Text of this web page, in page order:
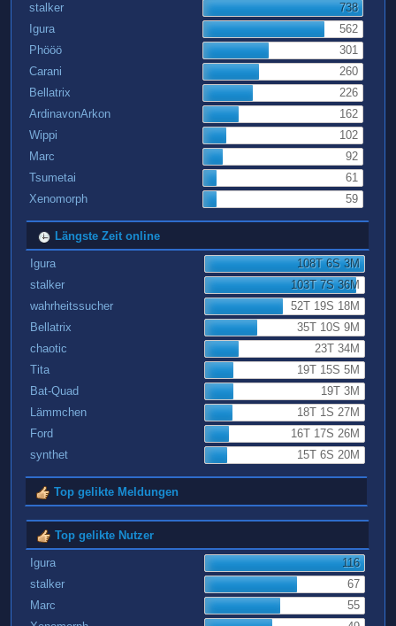
stalker
738
Igura
562
Phööö
301
Carani
260
Bellatrix
226
ArdinavonArkon
162
Wippi
102
Marc
92
Tsumetai
61
Xenomorph
59
Längste Zeit online
Igura
108T 6S 3M
stalker
103T 7S 36M
wahrheitssucher
52T 19S 18M
Bellatrix
35T 10S 9M
chaotic
23T 34M
Tita
19T 15S 5M
Bat-Quad
19T 3M
Lämmchen
18T 1S 27M
Ford
16T 17S 26M
synthet
15T 6S 20M
Top gelikte Meldungen
Top gelikte Nutzer
Igura
116
stalker
67
Marc
55